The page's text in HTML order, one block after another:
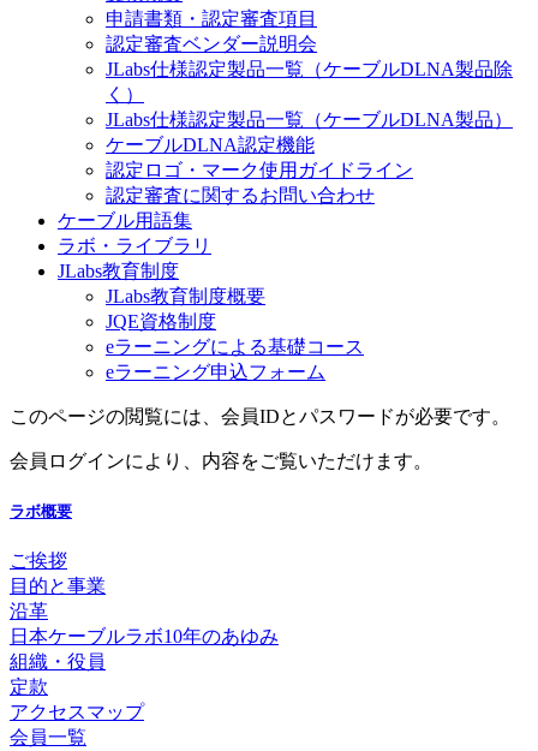
申請書類・認定審査項目
認定審査ベンダー説明会
JLabs仕様認定製品一覧（ケーブルDLNA製品除
く）
JLabs仕様認定製品一覧（ケーブルDLNA製品）
ケーブルDLNA認定機能
認定ロゴ・マーク使用ガイドライン
認定審査に関するお問い合わせ
ケーブル用語集
ラボ・ライブラリ
JLabs教育制度
JLabs教育制度概要
JQE資格制度
eラーニングによる基礎コース
eラーニング申込フォーム
このページの閲覧には、会員IDとパスワードが必要です。
会員ログインにより、内容をご覧いただけます。
ラボ概要
ご挨拶
目的と事業
沿革
日本ケーブルラボ10年のあゆみ
組織・役員
定款
アクセスマップ
会員一覧